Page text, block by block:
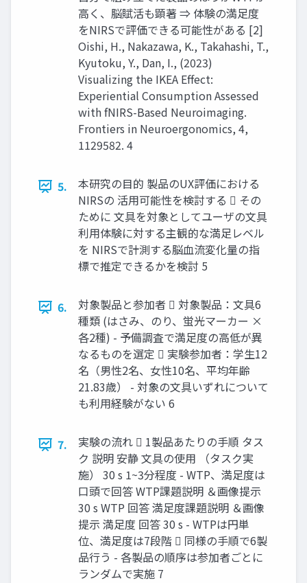
高く、脳賦活も顕著 ⇒ 体験の満足度
をNIRSで評価できる可能性がある [2]
Oishi, H., Nakazawa, K., Takahashi, T.,
Kyutoku, Y., Dan, I., (2023)
Visualizing the IKEA Effect:
Experiential Consumption Assessed
with fNIRS-Based Neuroimaging.
Frontiers in Neuroergonomics, 4,
1129582. 4
5.
本研究の目的 製品のUX評価における
NIRSの 活用可能性を検討する  その
ために 文具を対象としてユーザの文具
利用体験に対する主観的な満足レベル
を NIRSで計測する脳血流変化量の指
標で推定できるかを検討 5
6.
対象製品と参加者  対象製品：文具6
種類 (はさみ、のり、蛍光マーカー ×
各2種) - 予備調査で満足度の高低が異
なるものを選定  実験参加者：学生12
名（男性2名、女性10名、平均年齢
21.83歳） - 対象の文具いずれについて
も利用経験がない 6
7.
実験の流れ  1製品あたりの手順 タス
ク 説明 安静 文具の使用 （タスク実
施） 30 s 1~3分程度 - WTP、満足度は
口頭で回答 WTP課題説明 ＆画像提示
30 s WTP 回答 満足度課題説明 ＆画像
提示 満足度 回答 30 s - WTPは円単
位、満足度は7段階  同様の手順で6製
品行う - 各製品の順序は参加者ごとに
ランダムで実施 7